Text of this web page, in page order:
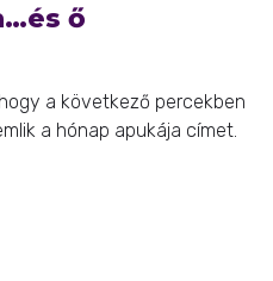
ő
a következő percekben
a hónap apukája címet.